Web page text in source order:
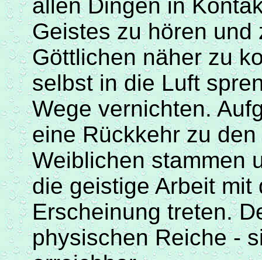
allen Dingen in
Geistes zu hören und
Göttlichen näher zu
selbst in die Luft
Wege vernichten.
eine Rückkehr zu
Weiblichen stammen
die geistige Arbeit
Erscheinung treten.
physischen Reiche -